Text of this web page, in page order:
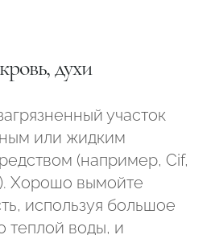
духи
участок
или жидким
(например, Cif,
Хорошо вымойте
используя большое
теплой воды, и